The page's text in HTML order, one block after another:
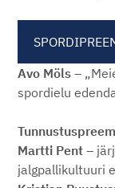
Avo Möls –
spordielu
Martti Pent –
jalgpallikultuuri